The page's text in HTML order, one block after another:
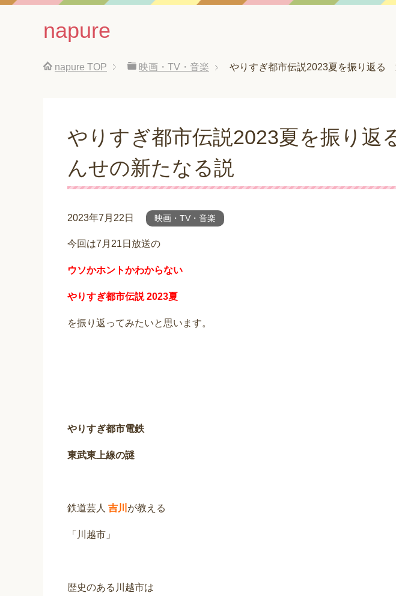
napure
napure TOP 映画・TV・音楽 やりすぎ都市伝説2023夏を振り返る
やりすぎ都市伝説2023夏を振り
んせの新たなる説
2023年7月22日 映画・TV・音楽
今回は7月21日放送の
ウソかホントかわからない
やりすぎ都市伝説 2023夏
を振り返ってみたいと思います。
やりすぎ都市電鉄
東武東上線の謎
鉄道芸人 吉川 が教える
「川越市」
歴史のある川越市は